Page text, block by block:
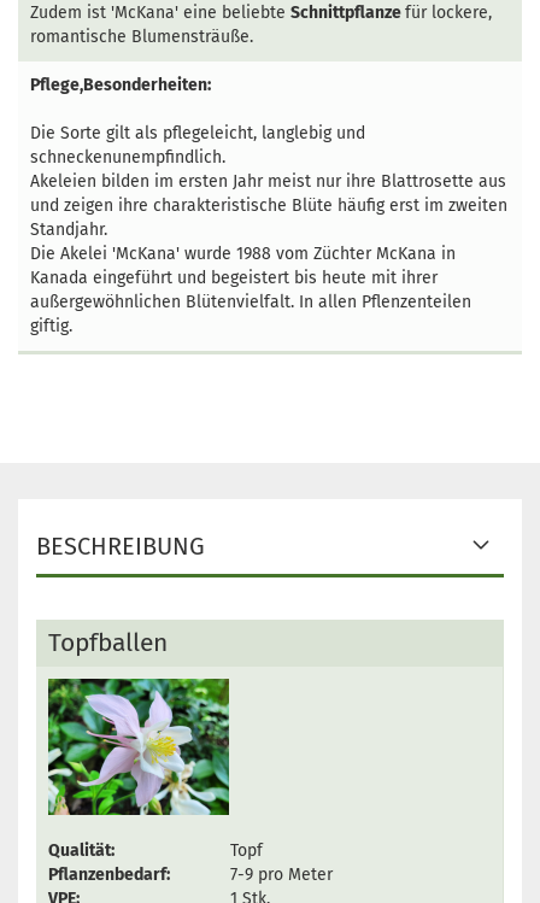
Zudem ist 'McKana' eine beliebte Schnittpflanzefür lockere,
romantische Blumensträuße.
Pflege,Besonderheiten:
Die Sorte gilt als pflegeleicht, langlebig und
schneckenunempfindlich.
Akeleien bilden im ersten Jahr meist nur ihre Blattrosette aus
und zeigen ihre charakteristische Blüte häufig erst im zweiten
Standjahr.
Die Akelei 'McKana' wurde 1988 vom Züchter McKana in
Kanada eingeführt und begeistert bis heute mit ihrer
außergewöhnlichen Blütenvielfalt. In allen Pflenzenteilen
giftig.
BESCHREIBUNG
Topfballen
Qualität:
Topf
Pflanzenbedarf:
7-9 pro Meter
VPE:
1 Stk.